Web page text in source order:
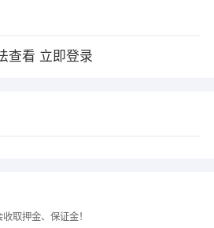
查看 立即登录
取押金、保证金！